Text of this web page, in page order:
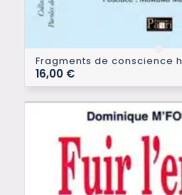
Fragments de conscience
16,00 €